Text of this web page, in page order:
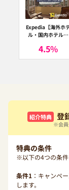
Expedia【海外ホ
ル・国内ホテル予
ア）
4.5%
紹介特典 登
※会員
特典の条件
※以下の4つの条件
条件1 ：キャンペ
します。